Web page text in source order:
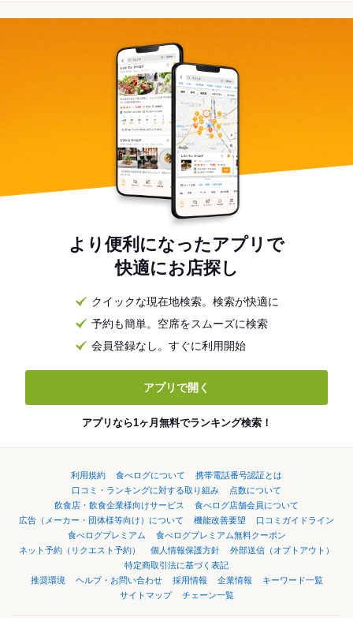
より便利になったアプリで
快適にお店探し
クイックな現在地検索。検索が快適に
予約も簡単。空席をスムーズに検索
会員登録なし。すぐに利用開始
アプリで開く
アプリなら1ヶ月無料でランキング検索！
利用規約 食べログについて
携帯電話番号認証とは
口コミ・ランキングに対する取り組み
点数について
飲食店・飲食企業様向けサービス
食べログ店舗会員について
広告（メーカー・団体様等向け）について
機能改善要望
口コミガイドライン
食べログプレミアム
食べログプレミアム無料クーポン
ネット予約（リクエスト予約）
個人情報保護方針
外部送信（オプトアウト）
特定商取引法に基づく表記
推奨環境
ヘルプ・お問い合わせ 採用情報 企業情報
キーワード一覧
サイトマップ
チェーン一覧